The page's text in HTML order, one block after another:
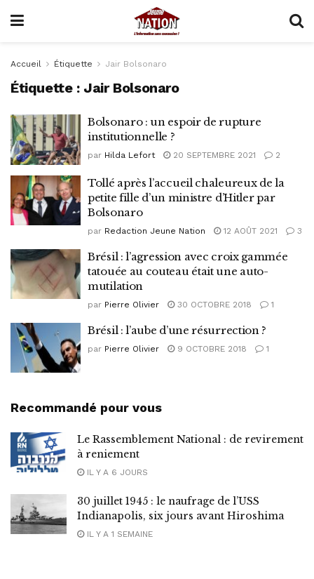
Accueil Étiquette Jair Bolsonaro
Étiquette : Jair Bolsonaro
Bolsonaro : un espoir de rupture
institutionnelle ?
par Hilda Lefort 20 SEPTEMBRE 2021 2
Tollé après l’accueil chaleureux de la
petite fille d’un ministre d’Hitler par
Bolsonaro
par Redaction Jeune Nation 12 AOÛT 2021 3
Brésil : l’agression avec croix gammée
tatouée au couteau était une auto-
mutilation
par Pierre Olivier 30 OCTOBRE 2018 1
Brésil : l’aube d’une résurrection ?
par Pierre Olivier 9 OCTOBRE 2018 1
Recommandé pour vous
Le Rassemblement National : de revirement
à reniement
IL Y A 6 JOURS
30 juillet 1945 : le naufrage de l’USS
Indianapolis, six jours avant Hiroshima
IL Y A 1 SEMAINE